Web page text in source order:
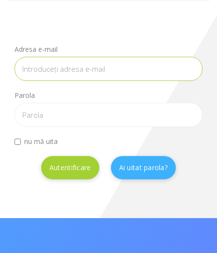
Adresa e-mail
Parola
nu mă uita
Ai uitat parola?